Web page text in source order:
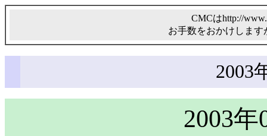
CMCはhttp://
お手数をおかけしま
2003
2003